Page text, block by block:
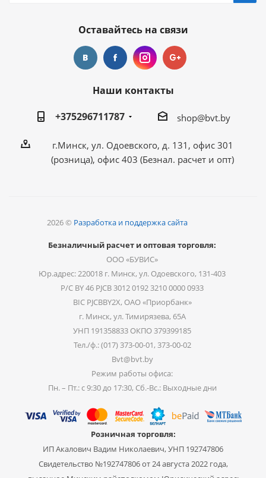
Оставайтесь на связи
Наши контакты
+375296711787
shop@bvt.by
г.Минск, ул. Одоевского, д. 131, офис 301
(розница), офис 403 (Безнал. расчет и опт)
2026 © Разработка и поддержка сайта
Безналичный расчет и оптовая торговля:
ООО «БУВИС»
Юр.адрес: 220018 г. Минск, ул. Одоевского, 131-403
Р/С BY 46 PJCB 3012 0192 3210 0000 0933
BIC PJCBBY2X, ОАО «Приорбанк»
г. Минск, ул. Тимирязева, 65А
УНП 191358833 ОКПО 379399185
Тел./ф.: (017) 373-00-01, 373-00-02
Bvt@bvt.by
Режим работы офиса:
Пн. – Пт.: с 9:30 до 17:30, Сб.-Вс.: Выходные дни
Розничная торговля:
ИП Акалович Вадим Николаевич, УНП 192747806
Свидетельство №192747806 от 24 августа 2022 года,